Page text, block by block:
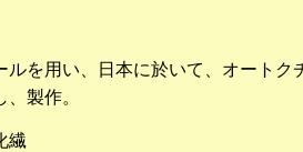
を用い、日本に於いて、オートク
製作。
繊